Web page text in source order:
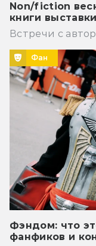
Non/fiction
книги выставки
Встречи с
Фан
Фэндом: что
фанфиков и